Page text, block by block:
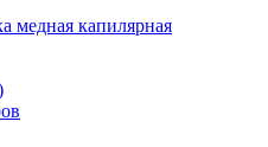
медная капилярная